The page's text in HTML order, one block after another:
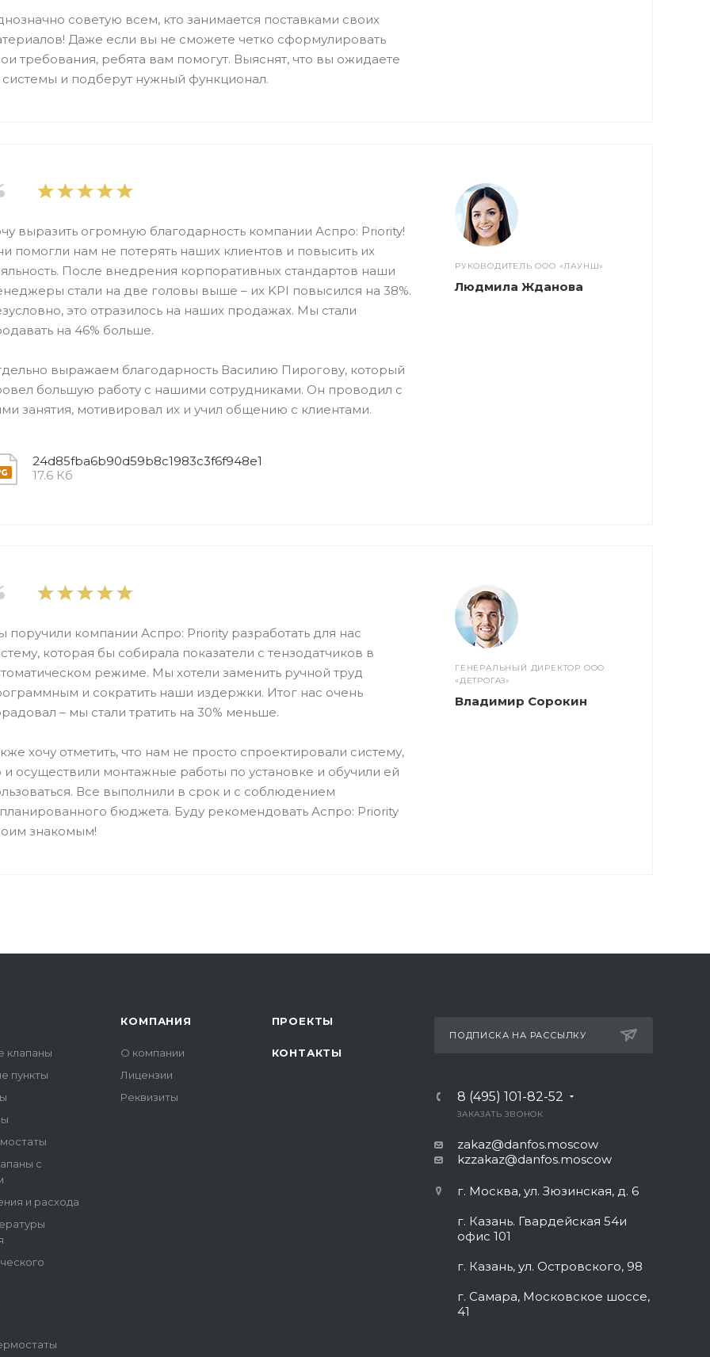
советую всем, кто занимается поставками своих
Даже если вы не сможете четко сформулировать
требования, ребята вам помогут. Выяснят, что вы ожидаете
системы и подберут нужный функционал.
РУКОВОДИТЕЛЬ ООО «ЛАУНШ»
Людмила Жданова
выразить огромную благодарность компании Аспро: Priority!
помогли нам не потерять наших клиентов и повысить их
После внедрения корпоративных стандартов наши
стали на две головы выше – их KPI повысился на 38%.
это отразилось на наших продажах. Мы стали
на 46% больше.
выражаем благодарность Василию Пирогову, который
большую работу с нашими сотрудниками. Он проводил с
занятия, мотивировал их и учил общению с клиентами.
24d85fba6b90d59b8c1983c3f6f948e1
17.6 Кб
ГЕНЕРАЛЬНЫЙ ДИРЕКТОР ООО
«ДЕТРОГАЗ»
Владимир Сорокин
поручили компании Аспро: Priority разработать для нас
которая бы собирала показатели с тензодатчиков в
режиме. Мы хотели заменить ручной труд
и сократить наши издержки. Итог нас очень
– мы стали тратить на 30% меньше.
хочу отметить, что нам не просто спроектировали систему,
и осуществили монтажные работы по установке и обучили ей
Все выполнили в срок и с соблюдением
бюджета. Буду рекомендовать Аспро: Priority
знакомым!
клапаны
пункты
с
и расхода
КОМПАНИЯ
О компании
Лицензии
Реквизиты
ПРОЕКТЫ
КОНТАКТЫ
ПОДПИСКА НА РАССЫЛКУ
8 (495) 101-82-52
ЗАКАЗАТЬ ЗВОНОК
zakaz@danfos.moscow
kzzakaz@danfos.moscow
г. Москва, ул. Зюзинская, д. 6
г. Казань. Гвардейская 54и
офис 101
г. Казань, ул. Островского, 98
г. Самара, Московское шоссе,
41